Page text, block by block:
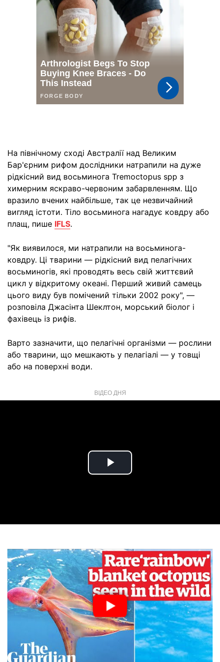
На північному сході Австралії над Великим
Бар'єрним рифом дослідники натрапили на дуже
рідкісний вид восьминога Tremoctopus spp з
химерним яскраво-червоним забарвленням. Що
вразило вчених найбільше, так це незвичайний
вигляд істоти. Тіло восьминога нагадує ковдру або
плащ, пише IFLS.
"Як виявилося, ми натрапили на восьминога-
ковдру. Ці тварини — рідкісний вид пелагічних
восьминогів, які проводять весь свій життєвий
цикл у відкритому океані. Перший живий самець
цього виду був помічений тільки 2002 року", —
розповіла Джасінта Шеклтон, морський біолог і
фахівець із рифів.
Варто зазначити, що пелагічні організми — рослини
або тварини, що мешкають у пелагіалі — у товщі
або на поверхні води.
ВІДЕО ДНЯ
Play